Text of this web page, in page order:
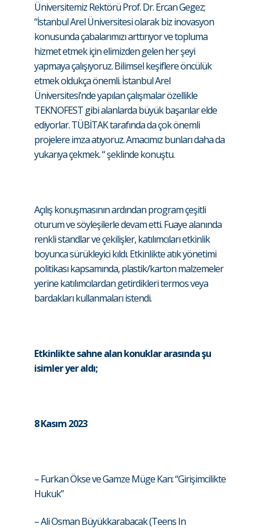
Üniversitemiz Rektörü Prof. Dr. Ercan Gegez;
“İstanbul Arel Üniversitesi olarak biz inovasyon
konusunda çabalarımızı arttırıyor ve topluma
hizmet etmek için elimizden gelen her şeyi
yapmaya çalışıyoruz. Bilimsel keşiflere öncülük
etmek oldukça önemli. İstanbul Arel
Üniversitesi’nde yapılan çalışmalar özellikle
TEKNOFEST gibi alanlarda büyük başarılar elde
ediyorlar. TÜBİTAK tarafında da çok önemli
projelere imza atıyoruz. Amacımız bunları daha da
yukarıya çekmek. “ şeklinde konuştu.
Açılış konuşmasının ardından program çeşitli
oturum ve söyleşilerle devam etti. Fuaye alanında
renkli standlar ve çekilişler, katılımcıları etkinlik
boyunca sürükleyici kıldı. Etkinlikte atık yönetimi
politikası kapsamında, plastik/karton malzemeler
yerine katılımcılardan getirdikleri termos veya
bardakları kullanmaları istendi.
Etkinlikte sahne alan konuklar arasında şu
isimler yer aldı;
8 Kasım 2023
– Furkan Ökse ve Gamze Müge Kan: “Girişimcilikte
Hukuk”
– Ali Osman Büyükkarabacak (Teens In